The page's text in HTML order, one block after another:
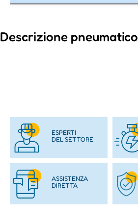
Descrizione pneumatico
ESPERTI
DEL SETTORE
ASSISTENZA
DIRETTA